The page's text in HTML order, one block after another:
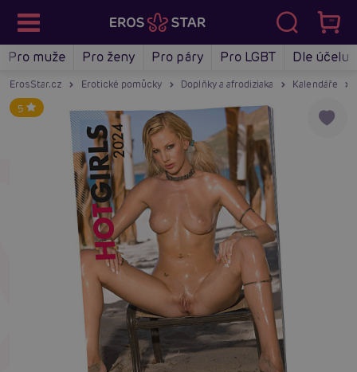
Pro muže Pro ženy Pro páry Pro LGBT Dle účelu
ErosStar.cz Erotické pomůcky Doplňky a afrodiziaka Kalendáře
5